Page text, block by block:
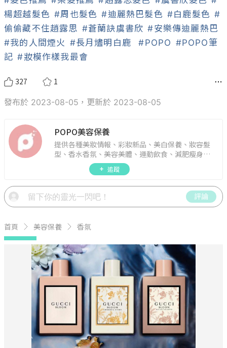
楊超越髮色 #周也髮色 #迪麗熱巴髮色 #白鹿髮色 #
偷偷藏不住趙露思 #蒼蘭訣虞書欣 #安樂傳迪麗熱巴
#我的人間煙火 #長月燼明白鹿 #POPO #POPO筆
記 #妝模作樣我最會
327 1
發布於 2023-08-05，更新於 2023-08-05
POPO美容保養
提供各種美妝情報、彩妝新品、美白保養、妝容髮
型、香水香氛、美容美體、運動飲食、減肥瘦身、
週年慶資訊。
追蹤
評論
首頁 美容保養 香氛